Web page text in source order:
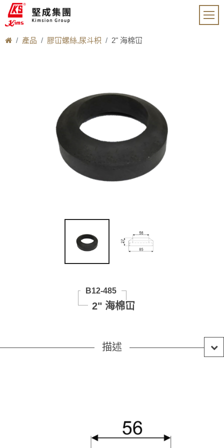
產品 膠冚螺絲,尿斗枳 2" 海棉冚
B12-485
2" 海棉冚
描述